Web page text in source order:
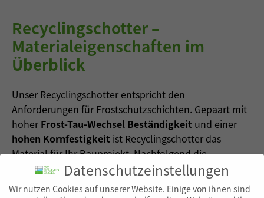
Recyclingschotter –
Materialeigenschaften im
Überblick
Unser Recyclingschotter entspricht den
Anforderungen für Frostschutzschichten. Gepaart mit
hoher Frost-Tau-Wechsel Beständigkeit und einer
hohen Kornfestigkeit ist Recyclingschotter das
Material für Ihr Bauprojekt. Nachfolgend die
Materialeigenschaften im Überblick:
Lieferkörnung: 0/32 mm
Datenschutzeinstellungen
Wir nutzen Cookies auf unserer Website. Einige von ihnen sind